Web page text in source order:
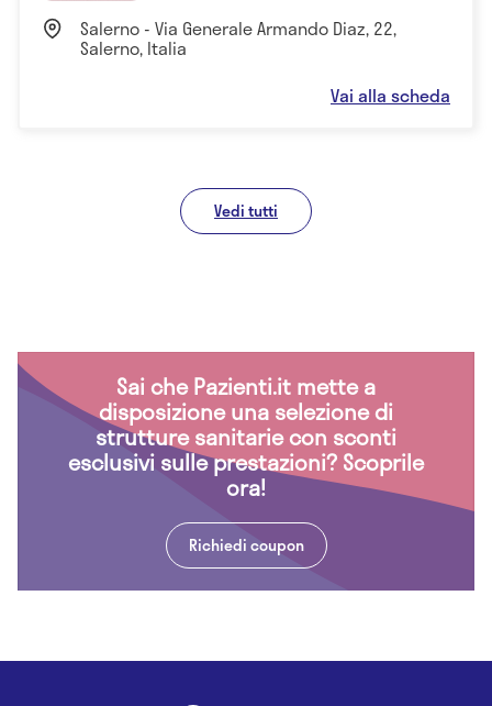
Salerno - Via Generale Armando Diaz, 22,
Salerno, Italia
Vai alla scheda
Vedi tutti
Sai che Pazienti.it mette a
disposizione una selezione di
strutture sanitarie con sconti
esclusivi sulle prestazioni? Scoprile
ora!
Richiedi coupon